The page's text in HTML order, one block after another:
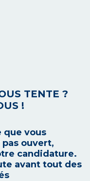
TENTE ?
!
que vous
ouvert,
candidature.
avant tout des